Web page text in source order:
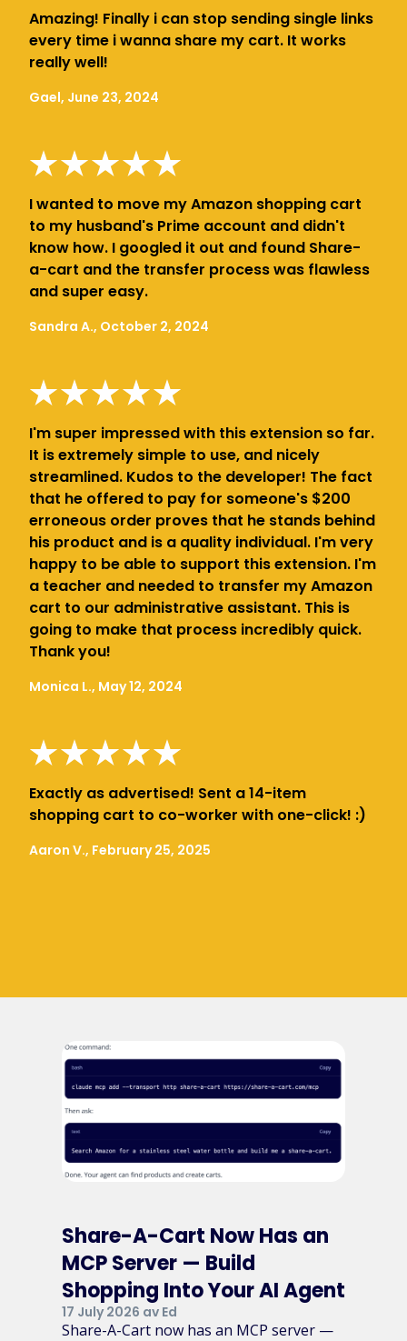
Amazing! Finally i can stop sending single links
every time i wanna share my cart. It works
really well!
Gael, June 23, 2024
I wanted to move my Amazon shopping cart
to my husband's Prime account and didn't
know how. I googled it out and found Share-
a-cart and the transfer process was flawless
and super easy.
Sandra A., October 2, 2024
I'm super impressed with this extension so far.
It is extremely simple to use, and nicely
streamlined. Kudos to the developer! The fact
that he offered to pay for someone's $200
erroneous order proves that he stands behind
his product and is a quality individual. I'm very
happy to be able to support this extension. I'm
a teacher and needed to transfer my Amazon
cart to our administrative assistant. This is
going to make that process incredibly quick.
Thank you!
Monica L., May 12, 2024
Exactly as advertised! Sent a 14-item
shopping cart to co-worker with one-click! :)
Aaron V., February 25, 2025
Share-A-Cart Now Has an
MCP Server — Build
Shopping Into Your AI Agent
17 July 2026 av Ed
Share-A-Cart now has an MCP server —